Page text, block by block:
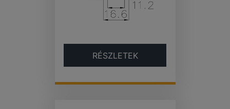
RÉSZLETEK